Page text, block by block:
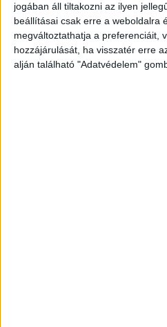
jogában áll tiltakozni az ilyen
beállításai csak erre a weboldalra
megváltoztathatja a preferenciáit,
hozzájárulását, ha visszatér erre
alján található "Adatvédelem"
legújabb kutatások szerint
11 hagyományos használatú
autómegosztós jármű. Az
a közösségi autómegosztást
Budapesten már rövid-közép